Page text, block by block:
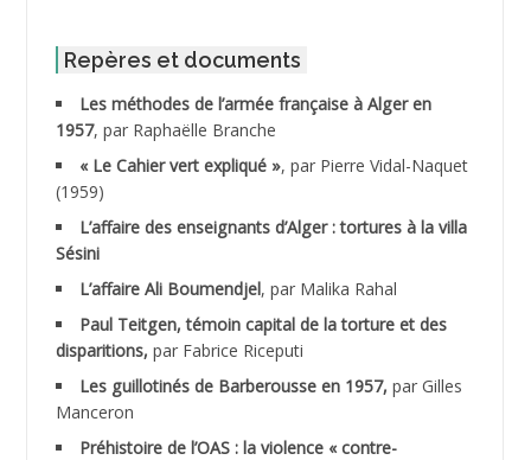
ABID Mohamed
ABNOUN Salah
ACHACHE M.*
ACHLAF Ali
ADALMI
ADANE Ramdane *
ADDAD
Repères et documents
Les méthodes de l’armée française à Alger en
1957, par Raphaëlle Branche
« Le Cahier vert expliqué », par Pierre Vidal-Naquet
(1959)
L’affaire des enseignants d’Alger : tortures à la villa
Sésini
L’affaire Ali Boumendjel, par Malika Rahal
Paul Teitgen, témoin capital de la torture et des
disparitions, par Fabrice Riceputi
Les guillotinés de Barberousse en 1957, par Gilles
Manceron
Préhistoire de l’OAS : la violence « contre-